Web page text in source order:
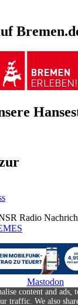
Radio
Mastodon
content and ads,
traffic. We also